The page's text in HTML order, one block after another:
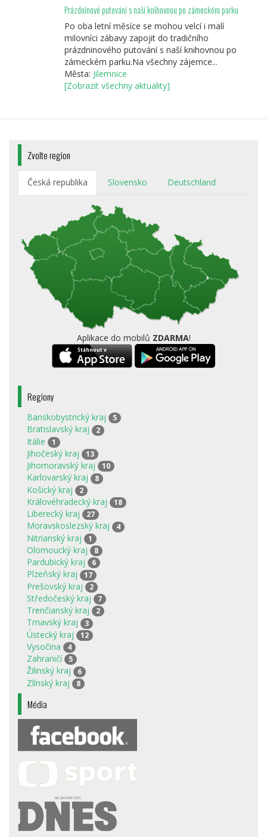
Prázdninové putování s naší knihovnou po zámeckém parku
Po oba letní měsíce se mohou velcí i malí
milovníci zábavy zapojit do tradičního
prázdninového putování s naší knihovnou po
zámeckém parku.Na všechny zájemce...
Města: Jilemnice
[Zobrazit všechny aktuality]
Zvolte region
Česká republika Slovensko Deutschland
Aplikace do mobilů ZDARMA!
Regiony
Banskobystrický kraj 5
Bratislavský kraj 2
Itálie 1
Jihočeský kraj 13
Jihomoravský kraj 10
Karlovarský kraj 8
Košický kraj 2
Královéhradecký kraj 18
Liberecký kraj 27
Moravskoslezský kraj 4
Nitrianský kraj 1
Olomoucký kraj 8
Pardubický kraj 6
Plzeňský kraj 17
Prešovský kraj 2
Středočeský kraj 7
Trenčianský kraj 2
Trnavský kraj 3
Ústecký kraj 12
Vysočina 4
Zahraničí 5
Žilinský kraj 6
Zlínský kraj 8
Média